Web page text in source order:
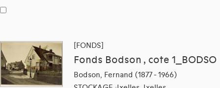
[FONDS]
Fonds Bodson , cote 1_BODSO
Bodson, Fernand (1877 - 1966)